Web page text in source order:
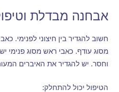
אבחנה מבדלת
חשוב להגדיר בין חיצוני לפנימי.
מסוג עודף. כאבי ראש מסוג פנימי
וחסר. יש להגדיר את האיברים
הטיפול יכול להתחלק: